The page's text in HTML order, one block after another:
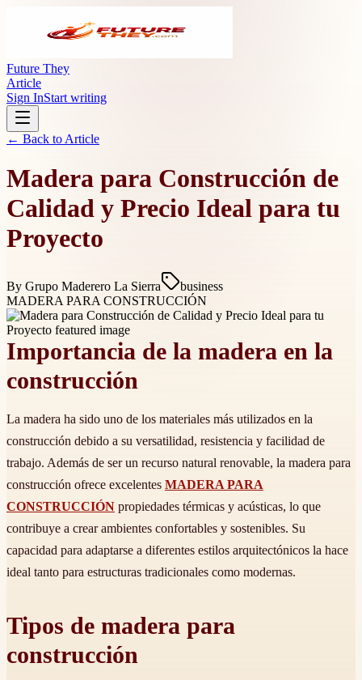
Future They
Article
Sign InStart writing
← Back to Article
Madera para Construcción de
Calidad y Precio Ideal para tu
Proyecto
By Grupo Maderero La Sierra
business
MADERA PARA CONSTRUCCIÓN
Importancia de la madera en la
construcción
La madera ha sido uno de los materiales más utilizados en la
construcción debido a su versatilidad, resistencia y facilidad de
trabajo. Además de ser un recurso natural renovable, la madera para
construcción ofrece excelentes MADERA PARA
CONSTRUCCIÓN propiedades térmicas y acústicas, lo que
contribuye a crear ambientes confortables y sostenibles. Su
capacidad para adaptarse a diferentes estilos arquitectónicos la hace
ideal tanto para estructuras tradicionales como modernas.
Tipos de madera para
construcción